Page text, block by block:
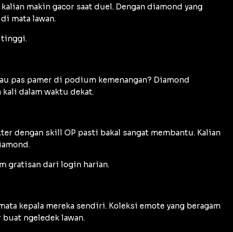
makin gacor saat duel. Dengan diamond yang
mata lawan.
tinggi.
pas pamer di podium kemenangan? Diamond
dalam waktu dekat.
dengan skill OP pasti bakal sangat membantu. Kalian
gratisan dari login harian.
kepala mereka sendiri. Koleksi emote yang beragam
ngeledek lawan.